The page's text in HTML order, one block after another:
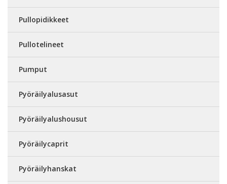
Pullopidikkeet
Pullotelineet
Pumput
Pyöräilyalusasut
Pyöräilyalushousut
Pyöräilycaprit
Pyöräilyhanskat